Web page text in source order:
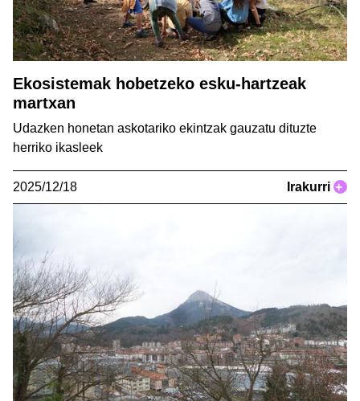
Ekosistemak hobetzeko esku-hartzeak
martxan
Udazken honetan askotariko ekintzak gauzatu dituzte
herriko ikasleek
2025/12/18 Irakurri +